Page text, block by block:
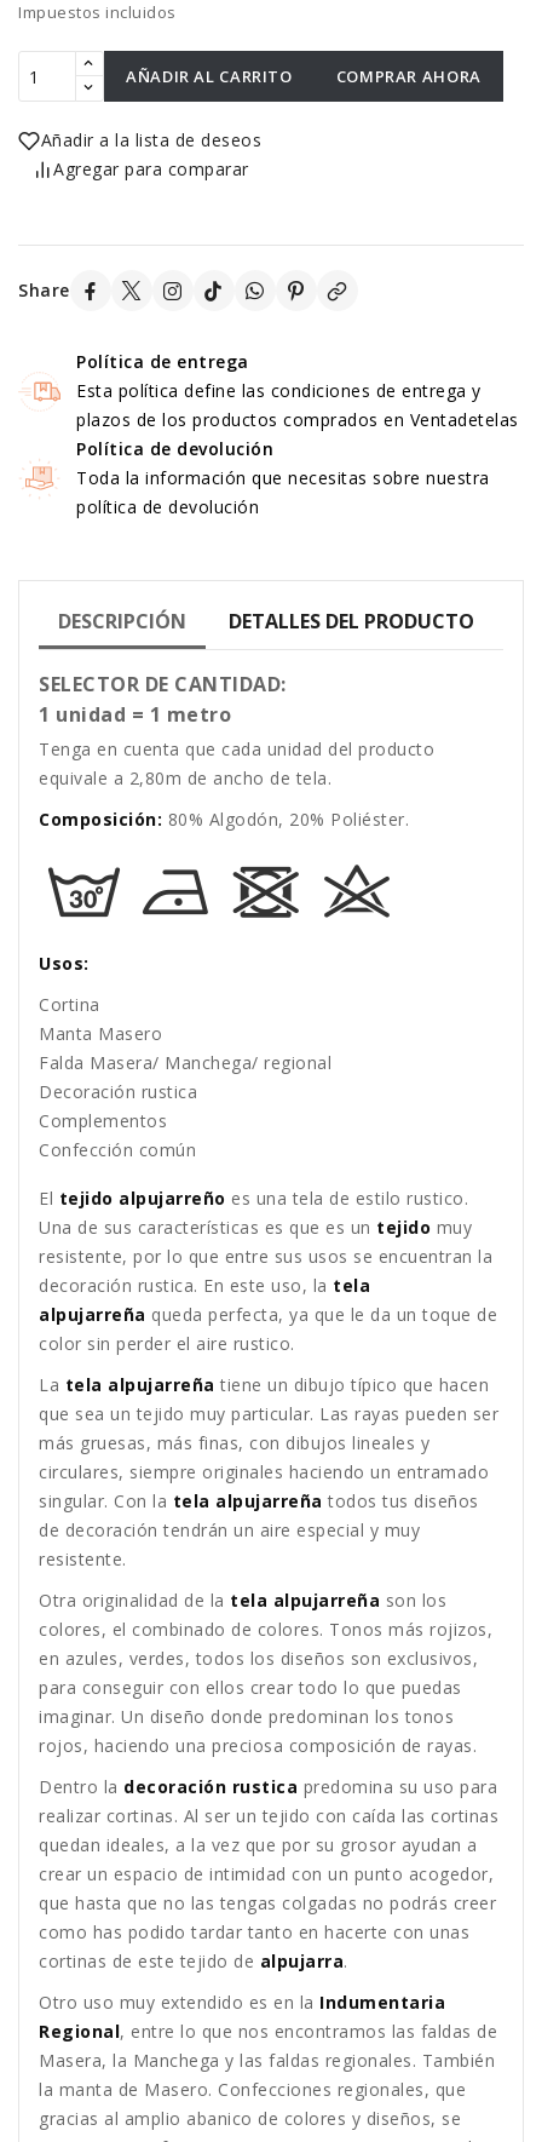
Impuestos incluidos
AÑADIR AL CARRITO COMPRAR AHORA
Añadir a la lista de deseos
Agregar para comparar
Share
Política de entrega
Esta política define las condiciones de entrega y
plazos de los productos comprados en Ventadetelas
Política de devolución
Toda la información que necesitas sobre nuestra
política de devolución
DESCRIPCIÓN DETALLES DEL PRODUCTO
SELECTOR DE CANTIDAD:
1 unidad = 1 metro
Tenga en cuenta que cada unidad del producto
equivale a 2,80m de ancho de tela.
Composición: 80% Algodón, 20% Poliéster.
Usos:
Cortina
Manta Masero
Falda Masera/ Manchega/ regional
Decoración rustica
Complementos
Confección común
El tejido alpujarreño es una tela de estilo rustico.
Una de sus características es que es un tejido muy
resistente, por lo que entre sus usos se encuentran la
decoración rustica. En este uso, la tela
alpujarreña queda perfecta, ya que le da un toque de
color sin perder el aire rustico.
La tela alpujarreña tiene un dibujo típico que hacen
que sea un tejido muy particular. Las rayas pueden ser
más gruesas, más finas, con dibujos lineales y
circulares, siempre originales haciendo un entramado
singular. Con la tela alpujarreña todos tus diseños
de decoración tendrán un aire especial y muy
resistente.
Otra originalidad de la tela alpujarreña son los
colores, el combinado de colores. Tonos más rojizos,
en azules, verdes, todos los diseños son exclusivos,
para conseguir con ellos crear todo lo que puedas
imaginar. Un diseño donde predominan los tonos
rojos, haciendo una preciosa composición de rayas.
Dentro la decoración rustica predomina su uso para
realizar cortinas. Al ser un tejido con caída las cortinas
quedan ideales, a la vez que por su grosor ayudan a
crear un espacio de intimidad con un punto acogedor,
que hasta que no las tengas colgadas no podrás creer
como has podido tardar tanto en hacerte con unas
cortinas de este tejido de alpujarra.
Otro uso muy extendido es en la Indumentaria
Regional, entre lo que nos encontramos las faldas de
Masera, la Manchega y las faldas regionales. También
la manta de Masero. Confecciones regionales, que
gracias al amplio abanico de colores y diseños, se